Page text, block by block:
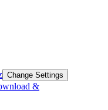
Change Settings
&